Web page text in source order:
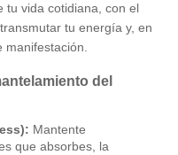
tu vida cotidiana, con el
tu energía y, en
del
Mantente
que absorbes, la